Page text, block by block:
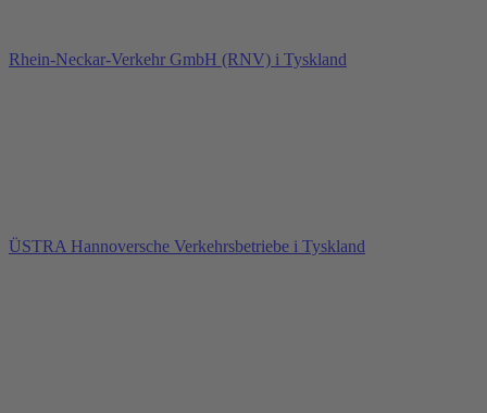
Rhein-Neckar-Verkehr GmbH (RNV) i Tyskland
ÜSTRA Hannoversche Verkehrsbetriebe i Tyskland